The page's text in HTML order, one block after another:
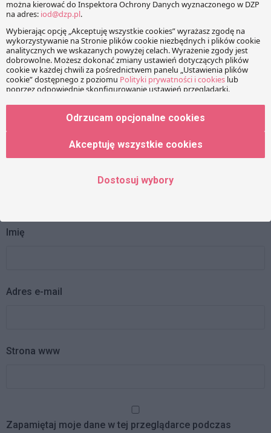
KOMENTARZE
Twój adres e-mail nie zostanie opublikowany. Wymagane
pola są oznaczone*
Imię
Adres e-mail
Strona www
Zapamiętaj moje dane w tej przeglądarce podczas
Odrzucam opcjonalne cookies
Akceptuję wszystkie cookies
Dostosuj wybory